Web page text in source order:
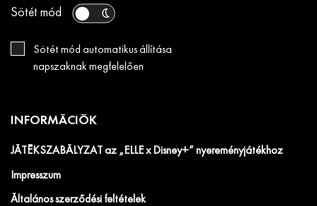
Sötét mód
Sötét mód automatikus állítása
napszaknak megfelelően
INFORMÁCIÓK
JÁTÉKSZABÁLYZAT az „ELLE x Disney+” nyereményjátékhoz
Impresszum
Általános szerződési feltételek